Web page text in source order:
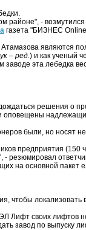
районе", - возмутился
газета "БИЗНЕС
Атамазова являются
– ред.) и как ученый
эта лебедка
решения о
оповещены
были, но носят
предприятия (150
- резюмировал
на основной пакет
чтобы локализовать
Лифт своих лифтов
завод по выпуску